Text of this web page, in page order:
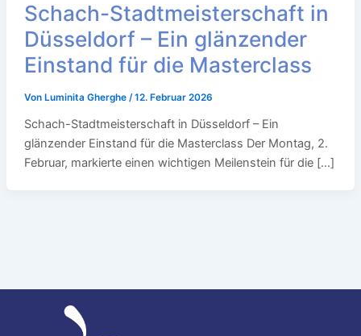
Schach-Stadtmeisterschaft in
Düsseldorf – Ein glänzender
Einstand für die Masterclass
Von Luminita Gherghe /12. Februar 2026
Schach-Stadtmeisterschaft in Düsseldorf – Ein
glänzender Einstand für die Masterclass Der Montag, 2.
Februar, markierte einen wichtigen Meilenstein für die […]